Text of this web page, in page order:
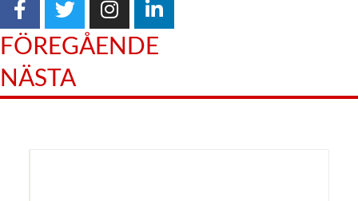
FÖREGÅENDE
NÄSTA